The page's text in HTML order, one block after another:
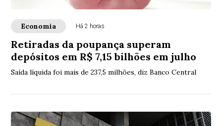
Economia Há 2 horas
Retiradas da poupança superam
depósitos em R$ 7,15 bilhões em julho
Saída líquida foi mais de 237,5 milhões, diz Banco Central